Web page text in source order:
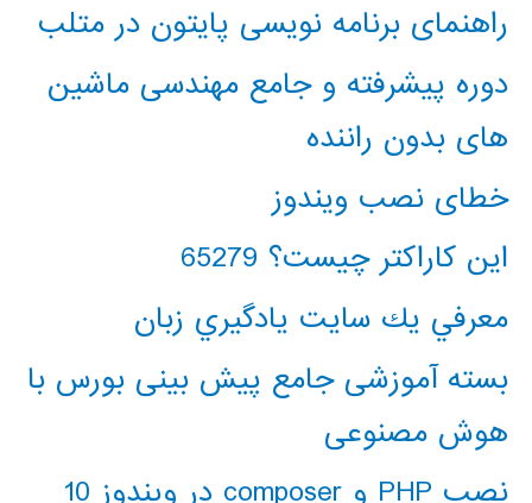
راهنمای برنامه نویسی پایتون در متلب
دوره پیشرفته و جامع مهندسی ماشین
های بدون راننده
خطای نصب ویندوز
این کاراکتر چیست؟ 65279
معرفي يك سايت يادگيري زبان
بسته آموزشی جامع پیش بینی بورس با
هوش مصنوعی
نصب PHP و composer در ویندوز 10